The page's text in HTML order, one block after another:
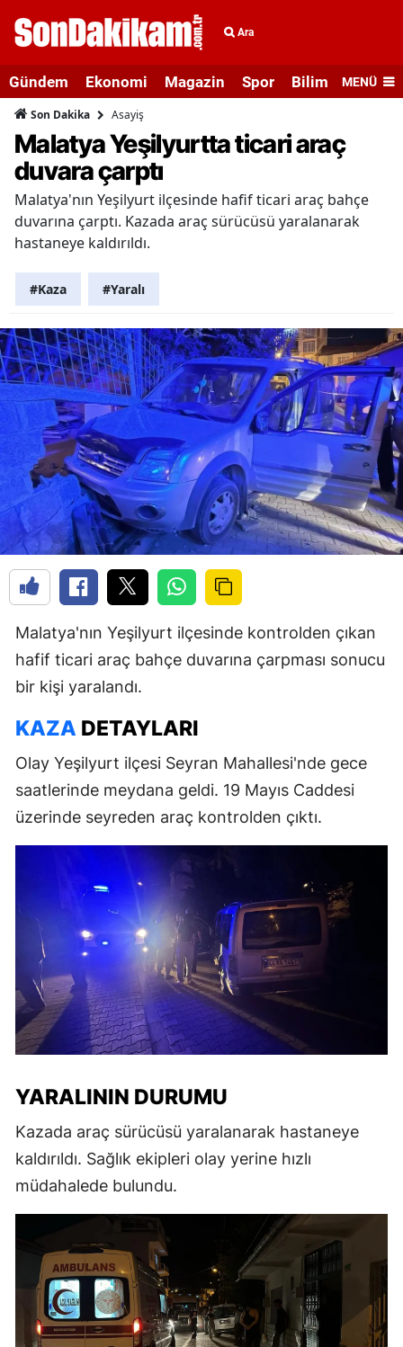
Ara
Gündem Ekonomi Magazin Spor Bilim veMENÜ
Son Dakika Asayiş
Malatya Yeşilyurtta ticari araç
duvara çarptı
Malatya'nın Yeşilyurt ilçesinde hafif ticari araç bahçe
duvarına çarptı. Kazada araç sürücüsü yaralanarak
hastaneye kaldırıldı.
#Kaza #Yaralı
Malatya'nın Yeşilyurt ilçesinde kontrolden çıkan
hafif ticari araç bahçe duvarına çarpması sonucu
bir kişi yaralandı.
KAZA DETAYLARI
Olay Yeşilyurt ilçesi Seyran Mahallesi'nde gece
saatlerinde meydana geldi. 19 Mayıs Caddesi
üzerinde seyreden araç kontrolden çıktı.
YARALININ DURUMU
Kazada araç sürücüsü yaralanarak hastaneye
kaldırıldı. Sağlık ekipleri olay yerine hızlı
müdahalede bulundu.